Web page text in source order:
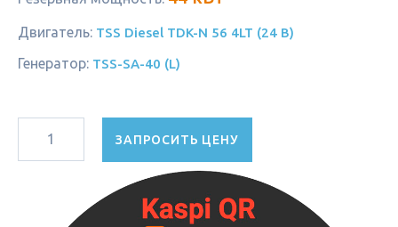
Двигатель: TSS Diesel TDK-N 56 4LT (24 В)
Генератор: TSS-SA-40 (L)
ЗАПРОСИТЬ ЦЕНУ